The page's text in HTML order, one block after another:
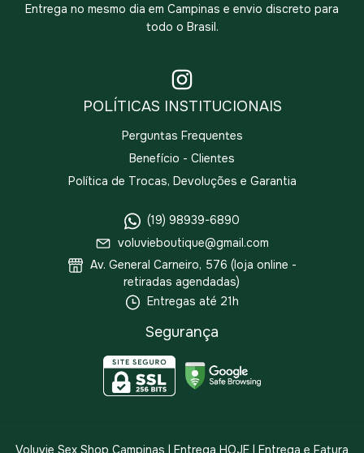
Entrega no mesmo dia em Campinas e envio discreto para
todo o Brasil.
POLÍTICAS INSTITUCIONAIS
Perguntas Frequentes
Benefício - Clientes
Política de Trocas, Devoluções e Garantia
(19) 98939-6890
voluvieboutique@gmail.com
Av. General Carneiro, 576 (loja online -
retiradas agendadas)
Entregas até 21h
Segurança
Voluvie Sex Shop Campinas | Entrega HOJE | Entrega e Fatura